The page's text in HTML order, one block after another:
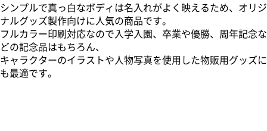
シンプルで真っ白なボディは名入れがよく映えるため、オリジ
ナルグッズ製作向けに人気の商品です。
フルカラー印刷対応なので入学入園、卒業や優勝、周年記念な
どの記念品はもちろん、
キャラクターのイラストや人物写真を使用した物販用グッズに
も最適です。